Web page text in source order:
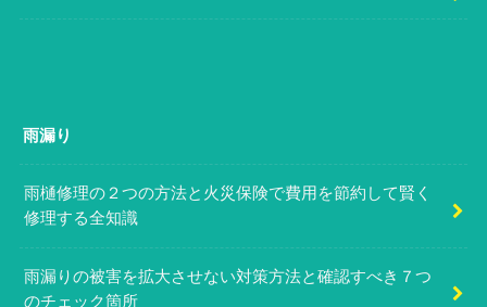
雨漏り
雨樋修理の２つの方法と火災保険で費用を節約して賢く
修理する全知識
雨漏りの被害を拡大させない対策方法と確認すべき７つ
のチェック箇所